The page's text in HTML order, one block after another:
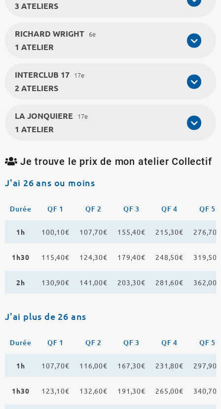
3 ATELIERS
RICHARD WRIGHT 6e
1 ATELIER
INTERCLUB 17 17e
2 ATELIERS
LA JONQUIERE 17e
1 ATELIER
Je trouve le prix de mon atelier Collectif
J'ai 26 ans ou moins
Durée QF 1 QF 2 QF 3 QF 4 QF 5
1h 100,10€ 107,70€ 155,40€ 215,30€ 276,70€
1h30 115,40€ 124,30€ 179,40€ 248,50€ 319,50€
2h 130,90€ 141,00€ 203,30€ 281,60€ 362,00€
J'ai plus de 26 ans
Durée QF 1 QF 2 QF 3 QF 4 QF 5
1h 107,70€ 116,00€ 167,30€ 231,80€ 297,90€
1h30 123,10€ 132,60€ 191,30€ 265,00€ 340,70€